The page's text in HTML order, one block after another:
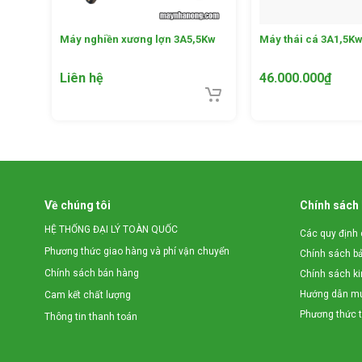
tức sẽ đi vào phần trục xoắn để nghiền nhỏ thịt rồi
mạnh của trục xoắn nguyên liệu sẽ được nghiền
và sau mặt sàng. Sau khi nguyên liệu đã nghiền thô
giảm thể tích nguyên liệu trong khoang làm việc mà
nhuyễn. Nguyên liệu được nghiền nhỏ mịn, ngoài
làm nguyên liệu ủ phân hữu cơ, phân vi sinh,…
Máy nghiền xương lợn 3A5,5Kw
Liên hệ
Máy thái cá 3A1,5Kw
46.000.000₫
Về chúng tôi
HỆ THỐNG ĐẠI LÝ TOÀN QUỐC
Phương thức giao hàng và phí vận chuyển
Chính sách bán hàng
Cam kết chất lượng
Thông tin thanh toán
Chính sách
Các quy định
Chính sách
Chính sách
Hướng dẫn
Phương thức